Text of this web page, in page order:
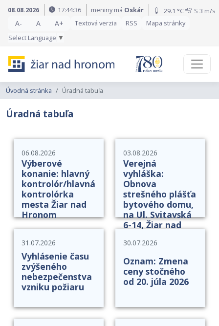
Preskočiť na obsah
Preskočiť na hlavné menu
08.08.2026 17:44:36 meniny má Oskár 29.1 °C S 3 m/s
A- A A+ Textová verzia RSS
Mapa stránky
Select Language ▼
Úvodná stránka Úradná tabuľa
Úradná tabuľa
06.08.2026
Výberové
konanie: hlavný
kontrolór/hlavná
kontrolórka
mesta Žiar nad
Hronom
03.08.2026
Verejná
vyhláška:
Obnova
strešného plášťa
bytového domu,
na Ul. Svitavská
6-14, Žiar nad
31.07.2026
Vyhlásenie času
zvýšeného
nebezpečenstva
vzniku požiaru
30.07.2026
Oznam: Zmena
ceny stočného
od 20. júla 2026